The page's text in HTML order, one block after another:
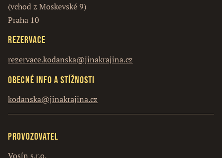
(vchod z Moskevské 9)
Praha 10
Rezervace
rezervace.kodanska@jinakrajina.cz
Obecné info a stížnosti
kodanska@jinakrajina.cz
Provozovatel
Vosín s.r.o.